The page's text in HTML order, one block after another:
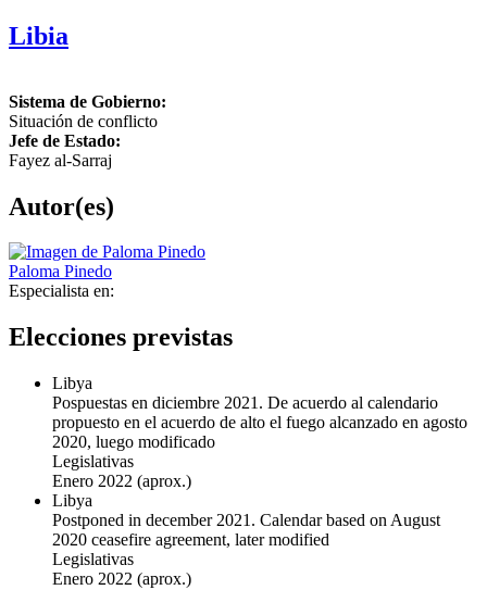
Libia
Sistema de Gobierno:
Situación de conflicto
Jefe de Estado:
Fayez al-Sarraj
Autor(es)
Paloma Pinedo
Especialista en:
Elecciones previstas
Libya
Pospuestas en diciembre 2021. De acuerdo al calendario
propuesto en el acuerdo de alto el fuego alcanzado en agosto
2020, luego modificado
Legislativas
Enero 2022 (aprox.)
Libya
Postponed in december 2021. Calendar based on August
2020 ceasefire agreement, later modified
Legislativas
Enero 2022 (aprox.)